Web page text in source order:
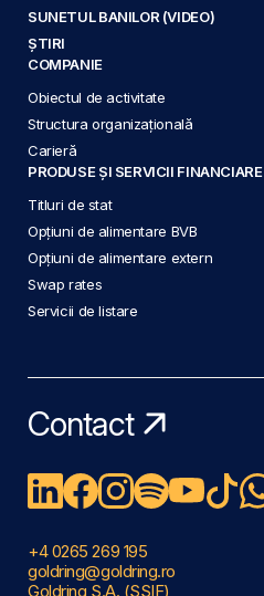
SUNETUL BANILOR (VIDEO)
ȘTIRI
COMPANIE
Obiectul de activitate
Structura organizațională
Carieră
PRODUSE ȘI SERVICII FINANCIARE
Titluri de stat
Opțiuni de alimentare BVB
Opțiuni de alimentare extern
Swap rates
Servicii de listare
Contact
+4 0265 269 195
goldring@goldring.ro
Goldring S.A. (SSIF)